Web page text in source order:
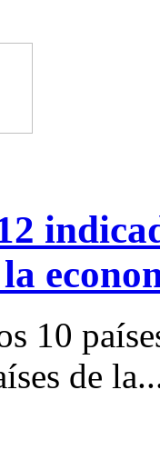
10
de